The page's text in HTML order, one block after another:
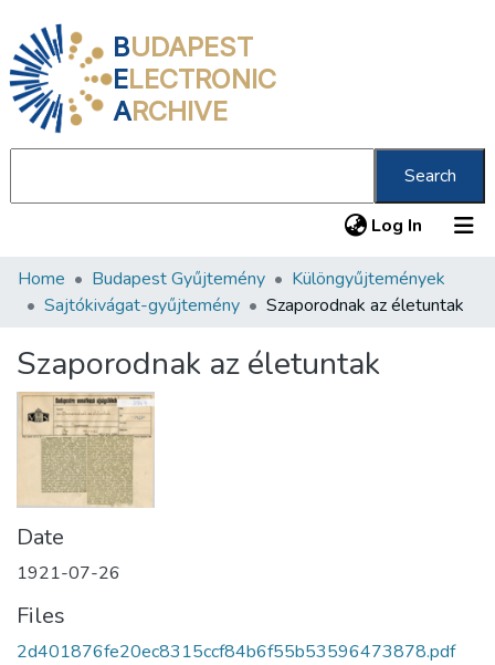
BUDAPEST
ELECTRONIC
ARCHIVE
Search
Log In (current)
Communities & Collections
Statistics
About us
Home Budapest Gyűjtemény
Különgyűjtemények
Sajtókivágat-gyűjtemény
Szaporodnak az életuntak
Szaporodnak az életuntak
Date
1921-07-26
Files
2d401876fe20ec8315ccf84b6f55b53596473878.pdf